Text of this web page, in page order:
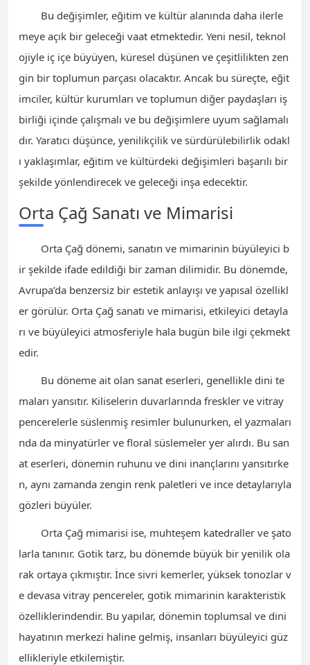
Bu değişimler, eğitim ve kültür alanında daha ilerle
meye açık bir geleceği vaat etmektedir. Yeni nesil, teknol
ojiyle iç içe büyüyen, küresel düşünen ve çeşitlilikten zen
gin bir toplumun parçası olacaktır. Ancak bu süreçte, eğit
imciler, kültür kurumları ve toplumun diğer paydaşları iş
birliği içinde çalışmalı ve bu değişimlere uyum sağlamalı
dır. Yaratıcı düşünce, yenilikçilik ve sürdürülebilirlik odakl
ı yaklaşımlar, eğitim ve kültürdeki değişimleri başarılı bir
şekilde yönlendirecek ve geleceği inşa edecektir.
Orta Çağ Sanatı ve Mimarisi
Orta Çağ dönemi, sanatın ve mimarinin büyüleyici b
ir şekilde ifade edildiği bir zaman dilimidir. Bu dönemde,
Avrupa’da benzersiz bir estetik anlayışı ve yapısal özellikl
er görülür. Orta Çağ sanatı ve mimarisi, etkileyici detayla
rı ve büyüleyici atmosferiyle hala bugün bile ilgi çekmekt
edir.
Bu döneme ait olan sanat eserleri, genellikle dini te
maları yansıtır. Kiliselerin duvarlarında freskler ve vitray
pencerelerle süslenmiş resimler bulunurken, el yazmaları
nda da minyatürler ve floral süslemeler yer alırdı. Bu san
at eserleri, dönemin ruhunu ve dini inançlarını yansıtırke
n, aynı zamanda zengin renk paletleri ve ince detaylarıyla
gözleri büyüler.
Orta Çağ mimarisi ise, muhteşem katedraller ve şato
larla tanınır. Gotik tarz, bu dönemde büyük bir yenilik ola
rak ortaya çıkmıştır. İnce sivri kemerler, yüksek tonozlar v
e devasa vitray pencereler, gotik mimarinin karakteristik
özelliklerindendir. Bu yapılar, dönemin toplumsal ve dini
hayatının merkezi haline gelmiş, insanları büyüleyici güz
ellikleriyle etkilemiştir.